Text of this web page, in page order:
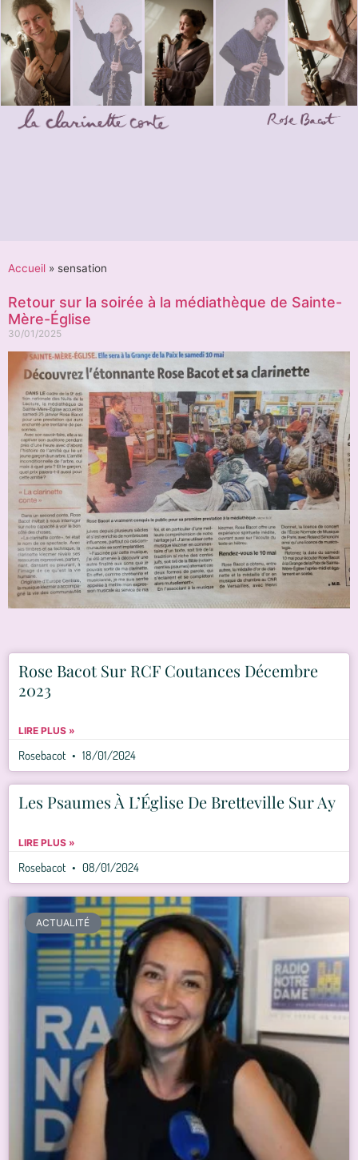
Accueil » sensation
Retour sur la soirée à la médiathèque de Sainte-
Mère-Église
30/01/2025
Rose Bacot Sur RCF Coutances Décembre
2023
LIRE PLUS »
Rosebacot 18/01/2024
Les Psaumes À L’Église De Bretteville Sur Ay
LIRE PLUS »
Rosebacot 08/01/2024
ACTUALITÉ